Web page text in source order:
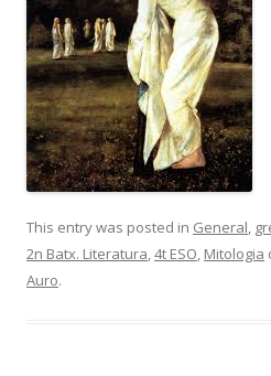
This entry was posted in General,
2n Batx. Literatura,4t ESO, Mitologia
Auro.